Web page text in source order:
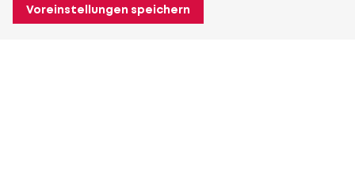
Voreinstellungen speichern